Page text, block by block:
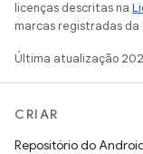
licenças descritas na
marcas registradas da
Última atualização
CRIAR
Repositório do